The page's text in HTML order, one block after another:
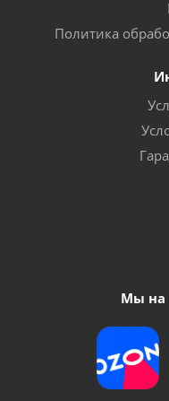
Политика
Мы на